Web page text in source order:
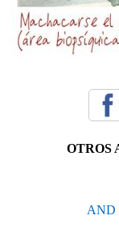
OTROS
AND